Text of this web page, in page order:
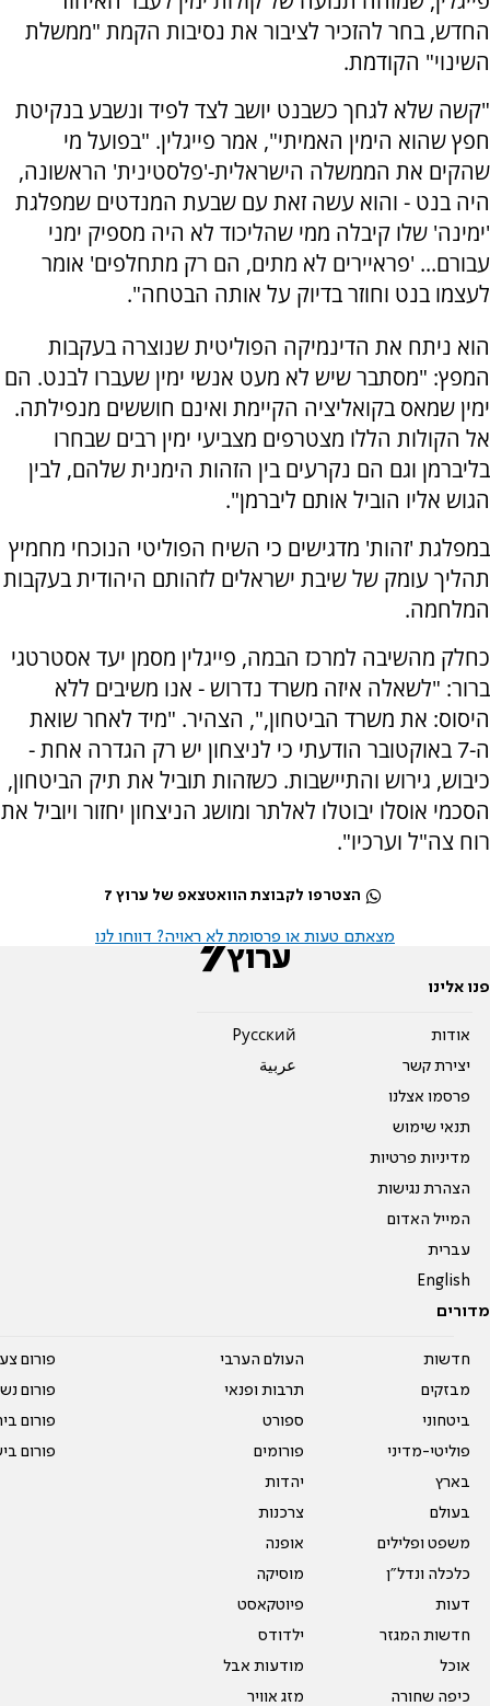
החדש, בחר להזכיר לציבור את נסיבות הקמת "ממשלת
השינוי" הקודמת.
"קשה שלא לגחך כשבנט יושב לצד לפיד ונשבע בנקיטת
חפץ שהוא הימין האמיתי", אמר פייגלין. "בפועל מי
שהקים את הממשלה הישראלית-'פלסטינית' הראשונה,
היה בנט - והוא עשה זאת עם שבעת המנדטים שמפלגת
'ימינה' שלו קיבלה ממי שהליכוד לא היה מספיק ימני
עבורם... 'פראיירים לא מתים, הם רק מתחלפים' אומר
לעצמו בנט וחוזר בדיוק על אותה הבטחה".
הוא ניתח את הדינמיקה הפוליטית שנוצרה בעקבות
המפץ: "מסתבר שיש לא מעט אנשי ימין שעברו לבנט. הם
ימין שמאס בקואליציה הקיימת ואינם חוששים מנפילתה.
אל הקולות הללו מצטרפים מצביעי ימין רבים שבחרו
בליברמן וגם הם נקרעים בין הזהות הימנית שלהם, לבין
הגוש אליו הוביל אותם ליברמן".
במפלגת 'זהות' מדגישים כי השיח הפוליטי הנוכחי מחמיץ
תהליך עומק של שיבת ישראלים לזהותם היהודית בעקבות
המלחמה.
כחלק מהשיבה למרכז הבמה, פייגלין מסמן יעד אסטרטגי
ברור: "לשאלה איזה משרד נדרוש - אנו משיבים ללא
היסוס: את משרד הביטחון,", הצהיר. "מיד לאחר שואת
ה-7 באוקטובר הודעתי כי לניצחון יש רק הגדרה אחת -
כיבוש, גירוש והתיישבות. כשזהות תוביל את תיק הביטחון,
הסכמי אוסלו יבוטלו לאלתר ומושג הניצחון יחזור ויוביל את
רוח צה"ל וערכיו".
הצטרפו לקבוצת הוואטצאפ של ערוץ 7
מצאתם טעות או פרסומת לא ראויה? דווחו לנו
פנו אלינו
אודות
יצירת קשר
פרסמו אצלנו
תנאי שימוש
מדיניות פרטיות
הצהרת נגישות
המייל האדום
עברית
English
Pусский
عربية
מדורים
חדשות
מבזקים
ביטחוני
פוליטי-מדיני
בארץ
בעולם
משפט ופלילים
כלכלה ונדל"ן
דעות
חדשות המגזר
אוכל
כיפה שחורה
העולם הערבי
תרבות ופנאי
ספורט
פורומים
יהדות
צרכנות
אופנה
מוסיקה
פיוטקאסט
ילדודס
מודעות אבל
מזג אוויר
פורום
פורום
פורום
פורום